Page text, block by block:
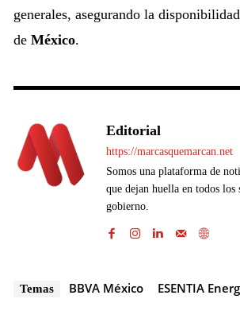
generales, asegurando la
de México.
Editorial
https://marcasquemarcan.net
Somos una plataforma de
que dejan huella en todos los
gobierno.
Temas BBVA México ESENTIA